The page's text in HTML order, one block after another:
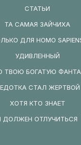
СТАТЬИ
ТА САМАЯ ЗАЙЧИХА
ДЛЯ HOMO
УДИВЛЕННЫЙ
ТВОЮ БОГАТУЮ
СТАЛ ЖЕРТВОЙ
ХОТЯ КТО ЗНАЕТ
ДОЛЖЕН ОТЛУЧИТЬСЯ